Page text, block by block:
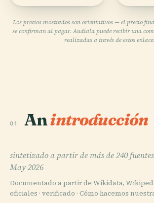
Los precios mostrados son orientativos — el precio
se confirman al pagar. Audiala puede recibir una
realizadas a través de estos
01 Anintroducción
sintetizado a partir de más de 240 fuentes
May 2026
Documentado a partir de Wikidata,
oficiales · verificado · Cómo hacemos